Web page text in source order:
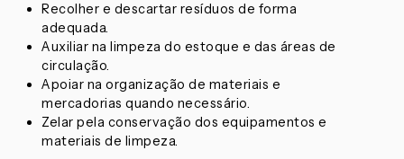
Recolher e descartar resíduos de forma
adequada.
Auxiliar na limpeza do estoque e das áreas de
circulação.
Apoiar na organização de materiais e
mercadorias quando necessário.
Zelar pela conservação dos equipamentos e
materiais de limpeza.